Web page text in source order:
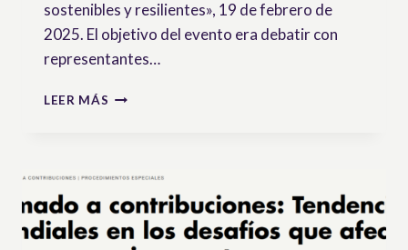
sostenibles y resilientes», 19 de febrero de
2025. El objetivo del evento era debatir con
representantes…
LEER MÁS CÓMO
EUROPEA
Y